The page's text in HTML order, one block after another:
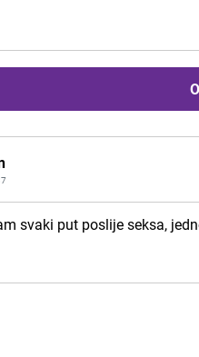
svaki put poslije seksa,